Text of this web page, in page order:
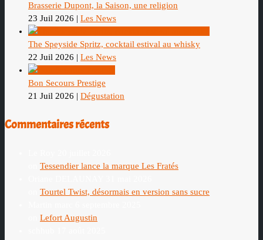
Brasserie Dupont, la Saison, une religion
23 Juil 2026 | Les News
The Speyside Spritz, cocktail estival au whisky
22 Juil 2026 | Les News
Bon Secours Prestige
21 Juil 2026 | Dégustation
Commentaires récents
Tessendier lance la marque Les Fratés
Tourtel Twist, désormais en version sans sucre
Lefort Augustin